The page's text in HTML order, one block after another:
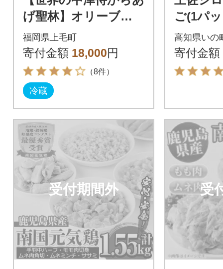
げ聖林】オリーブオ
イル使用の超高級か
らあげ(1kg)
福岡県上毛町
寄付金額 18,000円
（8件）
冷蔵
ご(1パ
ック=12
高知県いの
寄付金額
受付期間外 受